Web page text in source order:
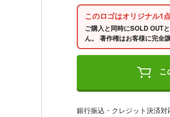
このロゴはオリジナル1
ご購入と同時にSOLD OUT
ん。 著作権はお客様に完全
こ
銀行振込・クレジット決済対